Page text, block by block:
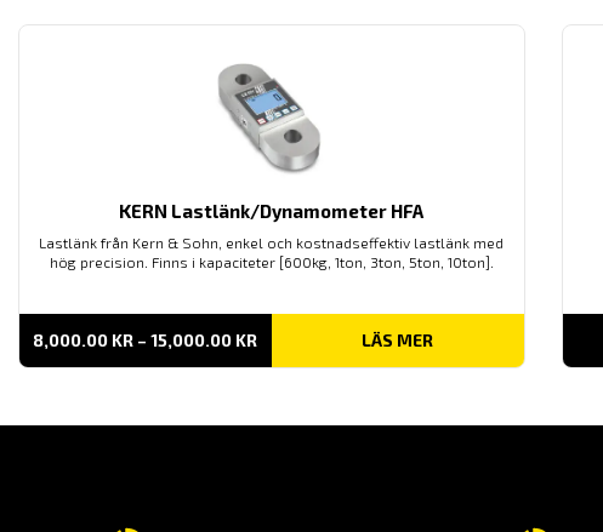
KERN Lastlänk/Dynamometer HFA
Lastlänk från Kern & Sohn, enkel och kostnadseffektiv lastlänk med
hög precision. Finns i kapaciteter [600kg, 1ton, 3ton, 5ton, 10ton].
8,000.00 KR – 15,000.00 KRPRISINTERVALL:
TILL
LÄS MER